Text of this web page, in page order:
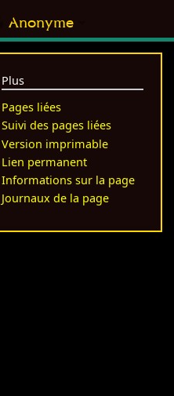
Anonyme
Plus
Pages liées
Suivi des pages liées
Version imprimable
Lien permanent
Informations sur la page
Journaux de la page